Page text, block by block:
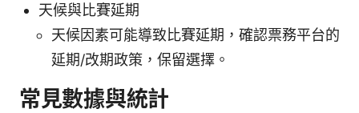
天候與比賽延期
天候因素可能導致比賽延期，確認票務平台的
延期/改期政策，保留選擇。
常見數據與統計